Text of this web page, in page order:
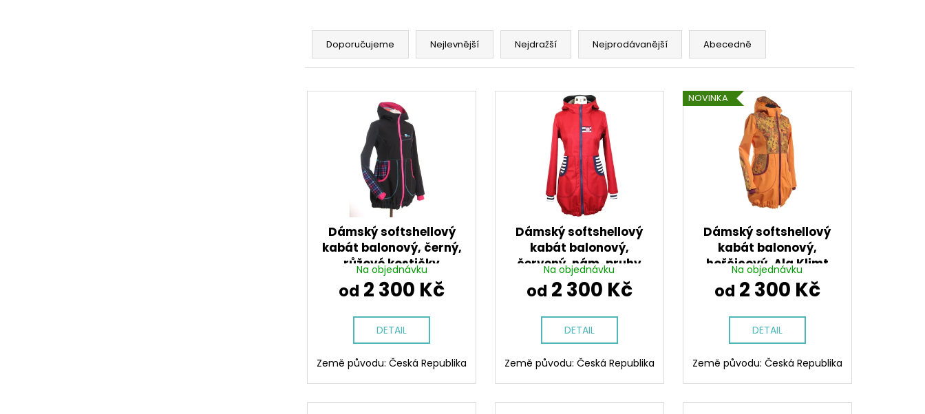
Ř
z
Doporučujeme Nejlevnější Nejdražší Nejprodávanější Abecedně
V
Dámský softshellový
kabát balonový, černý,
růžové kostičky
Na objednávku
od 2 300 Kč
DETAIL
Země původu: Česká Republika
Dámský softshellový
kabát balonový,
červený, nám. pruhy
Na objednávku
od 2 300 Kč
DETAIL
Země původu: Česká Republika
NOVINKA
Dámský softshellový
kabát balonový,
hořčicový, Ala Klimt
Na objednávku
od 2 300 Kč
DETAIL
Země původu: Česká Republika